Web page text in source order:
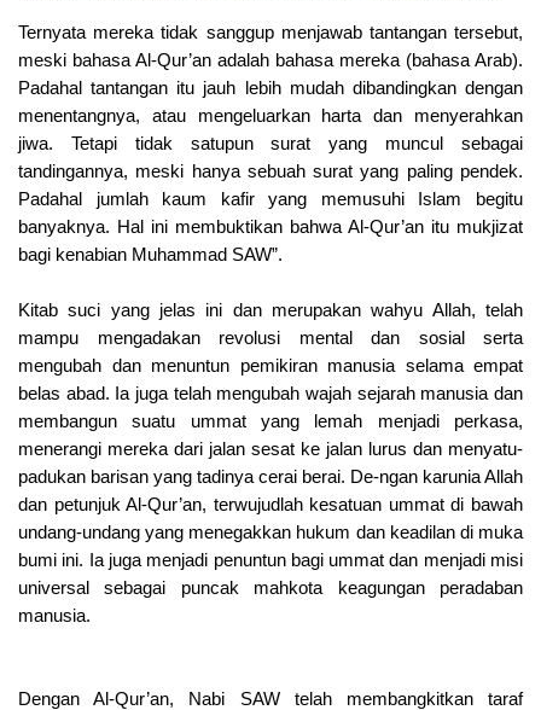
Ternyata mereka tidak sanggup menjawab tantangan tersebut,
meski bahasa Al-Qur’an adalah bahasa mereka (bahasa Arab).
Padahal tantangan itu jauh lebih mudah dibandingkan dengan
menentangnya, atau mengeluarkan harta dan menyerahkan
jiwa. Tetapi tidak satupun surat yang muncul sebagai
tandingannya, meski hanya sebuah surat yang paling pendek.
Padahal jumlah kaum kafir yang memusuhi Islam begitu
banyaknya. Hal ini membuktikan bahwa Al-Qur’an itu mukjizat
bagi kenabian Muhammad SAW”.
Kitab suci yang jelas ini dan merupakan wahyu Allah, telah
mampu mengadakan revolusi mental dan sosial serta
mengubah dan menuntun pemikiran manusia selama empat
belas abad. Ia juga telah mengubah wajah sejarah manusia dan
membangun suatu ummat yang lemah menjadi perkasa,
menerangi mereka dari jalan sesat ke jalan lurus dan menyatu-
padukan barisan yang tadinya cerai berai. De-ngan karunia Allah
dan petunjuk Al-Qur’an, terwujudlah kesatuan ummat di bawah
undang-undang yang menegakkan hukum dan keadilan di muka
bumi ini. Ia juga menjadi penuntun bagi ummat dan menjadi misi
universal sebagai puncak mahkota keagungan peradaban
manusia.
Dengan Al-Qur’an, Nabi SAW telah membangkitkan taraf